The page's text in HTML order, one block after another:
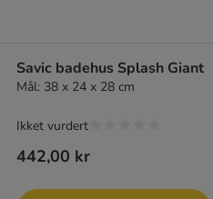
Savic badehus Splash Giant
Mål: 38 x 24 x 28 cm
442,00 kr
Ikket vurdert